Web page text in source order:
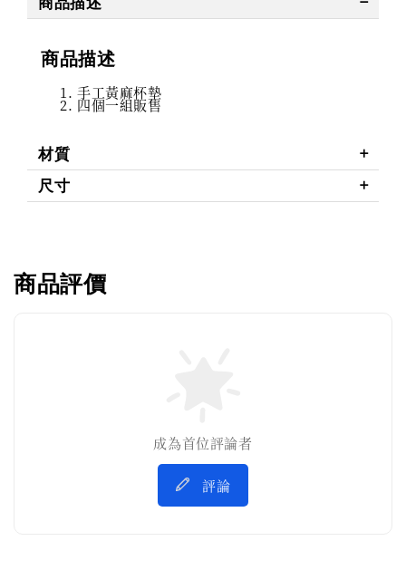
商品描述
手工黃麻杯墊
四個一組販售
材質
尺寸
商品評價
成為首位評論者
評論